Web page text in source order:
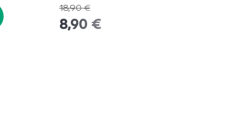
18,90 €
8,90 €